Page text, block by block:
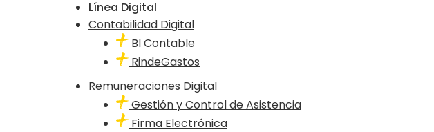
Línea Digital
Contabilidad Digital
BI Contable
RindeGastos
Remuneraciones Digital
Gestión y Control de Asistencia
Firma Electrónica